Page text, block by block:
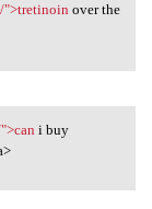
">tretinoin over the
i buy